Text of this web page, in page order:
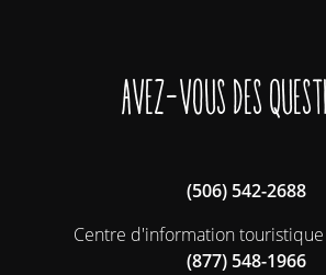
Avez-vous des
(506) 542-2688
Centre d'information
(877) 548-1966